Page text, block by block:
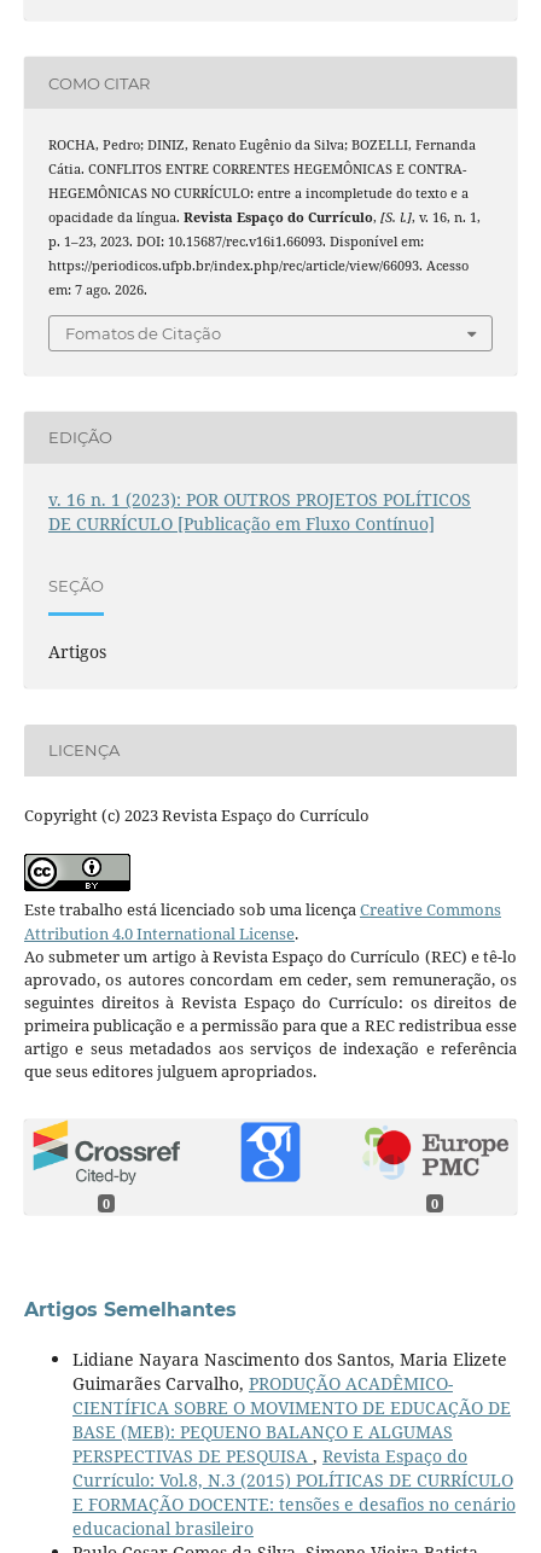
COMO CITAR
ROCHA, Pedro; DINIZ, Renato Eugênio da Silva; BOZELLI, Fernanda
Cátia. CONFLITOS ENTRE CORRENTES HEGEMÔNICAS E CONTRA-
HEGEMÔNICAS NO CURRÍCULO: entre a incompletude do texto e a
opacidade da língua. Revista Espaço do Currículo, [S. l.], v. 16, n. 1,
p. 1–23, 2023. DOI: 10.15687/rec.v16i1.66093. Disponível em:
https://periodicos.ufpb.br/index.php/rec/article/view/66093. Acesso
em: 7 ago. 2026.
Fomatos de Citação
EDIÇÃO
v. 16 n. 1 (2023): POR OUTROS PROJETOS POLÍTICOS
DE CURRÍCULO [Publicação em Fluxo Contínuo]
SEÇÃO
Artigos
LICENÇA
Copyright (c) 2023 Revista Espaço do Currículo
Este trabalho está licenciado sob uma licençaCreative Commons
Attribution 4.0 International License.
Ao submeter um artigo à Revista Espaço do Currículo (REC) e tê-lo
aprovado, os autores concordam em ceder, sem remuneração, os
seguintes direitos à Revista Espaço do Currículo: os direitos de
primeira publicação e a permissão para que a REC redistribua esse
artigo e seus metadados aos serviços de indexação e referência
que seus editores julguem apropriados.
0 0
Artigos Semelhantes
Lidiane Nayara Nascimento dos Santos, Maria Elizete
Guimarães Carvalho, PRODUÇÃO ACADÊMICO-
CIENTÍFICA SOBRE O MOVIMENTO DE EDUCAÇÃO DE
BASE (MEB): PEQUENO BALANÇO E ALGUMAS
PERSPECTIVAS DE PESQUISA , Revista Espaço do
Currículo: Vol.8, N.3 (2015) POLÍTICAS DE CURRÍCULO
E FORMAÇÃO DOCENTE: tensões e desafios no cenário
educacional brasileiro